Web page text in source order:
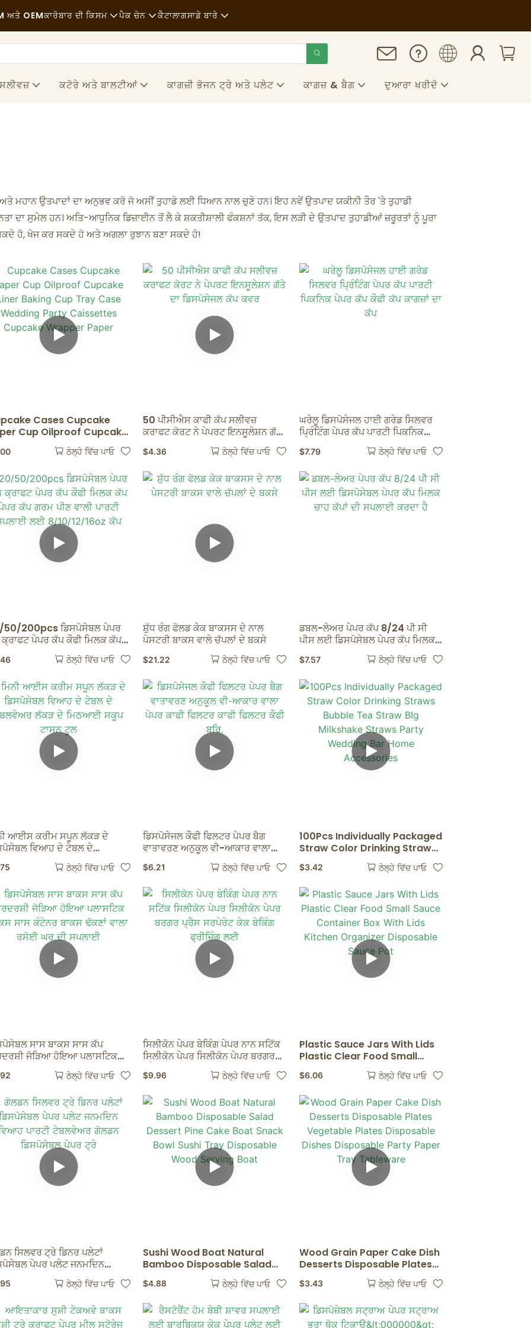
ਅਤੇ OEMਕਾਰੋਬਾਰ ਦੀ ਕਿਸਮ
ਬੇਕਰੀ
ਚਿਕਨਾਈ ਵਾਲਾ ਚਮਚਾ
ਘੋਸਟ ਰੈਸਟੋਰੈਂਟ
ਪੈਕ ਚੇਨ ਕੈਟਾਲਾਗਸਾਡੇ ਬਾਰੇ
ਕਟੋਰੇ ਅਤੇ ਬਾਲਟੀਆਂ ਕਾਗਜ਼ੀ ਭੋਜਨ ਟ੍ਰੇ ਅਤੇ ਪਲੇਟ ਕਾਗਜ਼ & ਬੈਗ ਦੁਆਰਾ ਖਰੀਦੋ
ਮਹਾਨ ਉਤਪਾਦਾਂ ਦਾ ਅਨੁਭਵ ਕਰੋ ਜੋ ਅਸੀਂ ਤੁਹਾਡੇ ਲਈ ਧਿਆਨ ਨਾਲ ਚੁਣੇ ਹਨ। ਇਹ ਨਵੇਂ ਉਤਪਾਦ ਯਕੀਨੀ ਤੌਰ 'ਤੇ ਤੁਹਾਡੀ
ਦਾ ਸੁਮੇਲ ਹਨ। ਅਤਿ-ਆਧੁਨਿਕ ਡਿਜ਼ਾਈਨ ਤੋਂ ਲੈ ਕੇ ਸ਼ਕਤੀਸ਼ਾਲੀ ਫੰਕਸ਼ਨਾਂ ਤੱਕ, ਇਸ ਲੜੀ ਦੇ ਉਤਪਾਦ ਤੁਹਾਡੀਆਂ ਜ਼ਰੂਰਤਾਂ ਨੂੰ ਪੂਰਾ
ਹੋ, ਖੋਜ ਕਰ ਸਕਦੇ ਹੋ ਅਤੇ ਅਗਲਾ ਰੁਝਾਨ ਬਣਾ ਸਕਦੇ ਹੋ!
Cases Cupcake
Cup Oilproof Cupcake
Baking Cup Tray Case
Party Caissettes
ਠੇਲ੍ਹੇ ਵਿੱਚ ਪਾਓ
50 ਪੀਸੀਐਸ ਕਾਫੀ ਕੱਪ ਸਲੀਵਜ਼
ਕਰਾਫਟ ਕੋਰਟ ਨੇ ਪੇਪਰਟ ਇਨਸੂਲੇਸ਼ਨ ਗੱਤੇ
ਦਾ ਡਿਸਪੋਸੇਜਲ ਕੱਪ ਕਵਰ
$4.36 ਠੇਲ੍ਹੇ ਵਿੱਚ ਪਾਓ
ਘਰੇਲੂ ਡਿਸਪੋਸੇਜਲ ਹਾਈ ਗਰੇਡ ਸਿਲਵਰ
ਪ੍ਰਿੰਟਿੰਗ ਪੇਪਰ ਕੱਪ ਪਾਰਟੀ ਪਿਕਨਿਕ
ਪੇਪਰ ਕੱਪ ਕੌਫੀ ਕੱਪ ਕਾਗਜ਼ਾਂ ਦਾ ਕੱਪ
$7.79 ਠੇਲ੍ਹੇ ਵਿੱਚ ਪਾਓ
50/200pcs ਡਿਸਪੋਸੇਬਲ ਪੇਪਰ
ਪੇਪਰ ਕੱਪ ਕੌਫੀ ਮਿਲਕ ਕੱਪ
ਕੱਪ ਗਰਮ ਪੀਣ ਵਾਲੀ ਪਾਰਟੀ
ਲਈ 8/10/12/16oz ਕੱਪ
ਠੇਲ੍ਹੇ ਵਿੱਚ ਪਾਓ
ਸ਼ੁੱਧ ਰੰਗ ਫੋਲਡ ਕੇਕ ਬਾਕਸਸ ਦੇ ਨਾਲ
ਪੇਸਟਰੀ ਬਾਕਸ ਵਾਲੇ ਚੱਪਲਾਂ ਦੇ ਬਕਸੇ
$21.22 ਠੇਲ੍ਹੇ ਵਿੱਚ ਪਾਓ
ਡਬਲ-ਲੇਅਰ ਪੇਪਰ ਕੱਪ 8/24 ਪੀ ਸੀ
ਪੀਸ ਲਈ ਡਿਸਪੋਸੇਬਲ ਪੇਪਰ ਕੱਪ ਮਿਲਕ
ਚਾਹ ਕੱਪਾਂ ਦੀ ਸਪਲਾਈ ਕਰਦਾ ਹੈ
$7.57 ਠੇਲ੍ਹੇ ਵਿੱਚ ਪਾਓ
ਆਈਸ ਕਰੀਮ ਸਪੂਨ ਲੱਕੜ ਦੇ
ਵਿਆਹ ਦੇ ਟੇਬਲ ਦੇ
ਲੱਕੜ ਦੇ ਮਿਠਆਈ ਸਕੂਪ
ਟੂਲ
ਠੇਲ੍ਹੇ ਵਿੱਚ ਪਾਓ
ਡਿਸਪੋਸੇਜਲ ਕੌਫੀ ਫਿਲਟਰ ਪੇਪਰ ਬੈਗ
ਵਾਤਾਵਰਣ ਅਨੁਕੂਲ ਵੀ-ਆਕਾਰ ਵਾਲਾ
ਪੇਪਰ ਕਾਫੀ ਫਿਲਟਰ ਕਾਫੀ ਫਿਲਟਰ ਕੌਫੀ
ਬਰਿ.
$6.21 ਠੇਲ੍ਹੇ ਵਿੱਚ ਪਾਓ
100Pcs Individually Packaged
Straw Color Drinking Straws
Bubble Tea Straw BIg
Milkshake Straws Party
Wedding Bar Home
Accessories
$3.42 ਠੇਲ੍ਹੇ ਵਿੱਚ ਪਾਓ
ਸਾਸ ਬਾਕਸ ਸਾਸ ਕੱਪ
ਜੋੜਿਆ ਹੋਇਆ ਪਲਾਸਟਿਕ
ਸਾਸ ਕੰਟੇਨਰ ਬਾਕਸ ਢੱਕਣਾਂ ਵਾਲਾ
ਘਰ ਦੀ ਸਪਲਾਈਠੇਲ੍ਹੇ ਵਿੱਚ ਪਾਓ
ਸਿਲੀਕੋਨ ਪੇਪਰ ਬੇਕਿੰਗ ਪੇਪਰ ਨਾਨ ਸਟਿੱਕ
ਸਿਲੀਕੋਨ ਪੇਪਰ ਸਿਲੀਕੋਨ ਪੇਪਰ ਬਰਗਰ
ਪ੍ਰੈਸ ਸਰਪੇਰੇਟ ਕੇਕ ਬੇਕਿੰਗ ਫ੍ਰੀਜ਼ਿੰਗ ਲਈ
$9.96 ਠੇਲ੍ਹੇ ਵਿੱਚ ਪਾਓ
Plastic Sauce Jars With Lids
Plastic Clear Food Small
Sauce Container Box With
Lids Kitchen Organizer
Disposable Sauce Pot
$6.06 ਠੇਲ੍ਹੇ ਵਿੱਚ ਪਾਓ
ਸਿਲਵਰ ਟ੍ਰੇ ਡਿਨਰ ਪਲੇਟਾਂ
ਪੇਪਰ ਪਲੇਟ ਜਨਮਦਿਨ
ਪਾਰਟੀ ਟੇਬਲਵੇਅਰ ਗੋਲਡਨ
ਪੇਪਰ ਟ੍ਰੇ ਠੇਲ੍ਹੇ ਵਿੱਚ ਪਾਓ
Sushi Wood Boat Natural
Bamboo Disposable Salad
Dessert Pine Cake Boat
Snack Bowl Sushi Tray
Disposable Wood Serving
Boat
$4.88 ਠੇਲ੍ਹੇ ਵਿੱਚ ਪਾਓ
Wood Grain Paper Cake Dish
Desserts Disposable Plates
Vegetable Plates Disposable
Dishes Disposable Party
Paper Tray Tableware
$3.43 ਠੇਲ੍ਹੇ ਵਿੱਚ ਪਾਓ